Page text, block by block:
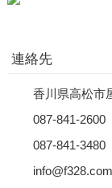
連絡先
香川県高松市
087-841-2600
087-841-3480
info@f328.com